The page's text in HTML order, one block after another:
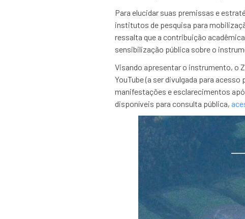
Para elucidar suas premissas e
institutos de pesquisa para
ressalta que a contribuição
sensibilização pública sobre o
Visando apresentar o instrumento, o
YouTube (a ser divulgada para acesso
manifestações e esclarecimentos
disponíveis para consulta pública,